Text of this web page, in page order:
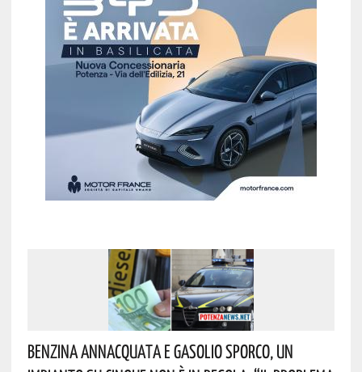
Benzina Annacquata E Gasolio Sporco, Un